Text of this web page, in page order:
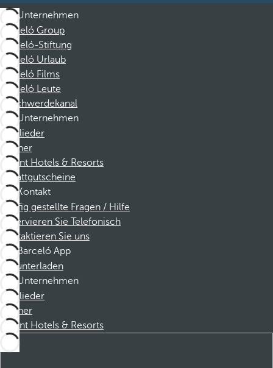
Unternehmen
Barceló Group
Barceló-Stiftung
Barceló Urlaub
Barceló Films
Barceló Leute
Beschwerdekanal
Unternehmen
Mitglieder
Partner
Dorint Hotels & Resorts
Rabattgutscheine
Kontakt
Häufig gestellte Fragen / Hilfe
Reservieren Sie Telefonisch
Kontaktieren Sie uns
Barceló App
Herunterladen
Unternehmen
Mitglieder
Partner
Dorint Hotels & Resorts